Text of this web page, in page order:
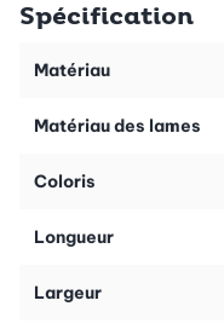
plus! Si nécessaire, la
délicieuses en forme
Le manche
légumes. Et
également une
Spécification
Matériau
Matériau des lames
Coloris
Longueur
Largeur